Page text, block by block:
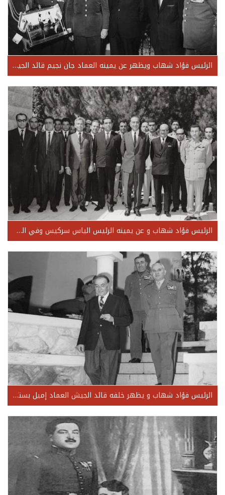
الرئيس فؤاد شهاب ويظهر عن يمينه العماد جان نجيم قائد الجيش وعند يساره اللواء عادل شهاب القائد الأسبق للجيش والعماد يوسف شميط رئيس الأركان
الرئيس فؤاد شهاب و عن يمينه الرئيس الياس سركيس وفي الطرف الأيمن للصورة اللواء أحمد الحاج
الرئيس فؤاد شهاب و يظهر خلفه قائد الجيش العماد إميل بستاني و العماد يوسف شميط رئيس الأركان